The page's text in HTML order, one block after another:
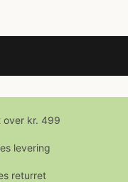
over kr. 499
levering
returret